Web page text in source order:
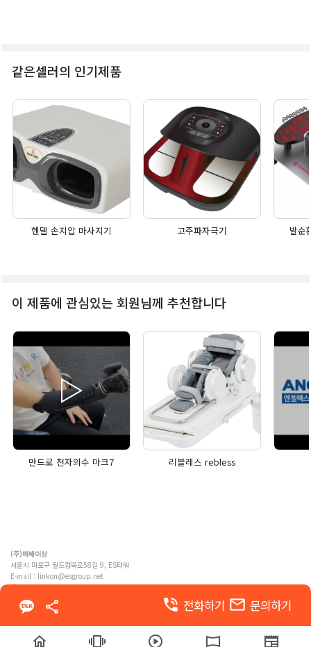
같은셀러의 인기제품
헨델 손지압 마사지기 고주파자극기 발순
이 제품에 관심있는 회원님께 추천합니다
만드로 전자의수 마크7 리블레스 rebless
phone_in_talk 전화하기 email 문의하기
(주)메쎄이상
서울시 마포구 월드컵북로58길 9, ES타워
E-mail : linkon@esgroup.net
ⓒ MESSE ESANG. Co., Ltd. ALL RIGHTS RESERVED
이용약관